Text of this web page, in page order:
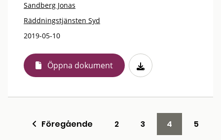
Sandberg Jonas
Räddningstjänsten Syd
2019-05-10
Öppna dokument
Föregående 2 3 4
5